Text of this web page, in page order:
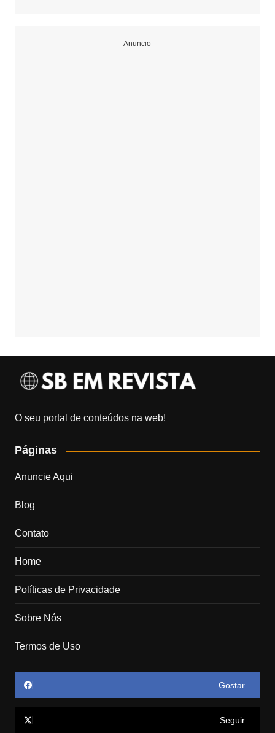
Anuncio
O seu portal de conteúdos na web!
Páginas
Anuncie Aqui
Blog
Contato
Home
Políticas de Privacidade
Sobre Nós
Termos de Uso
Gostar
Seguir